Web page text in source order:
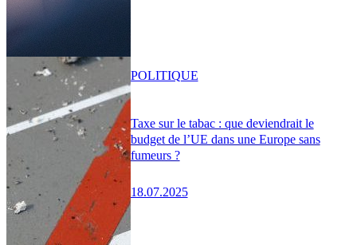
Taxe sur le tabac : que deviendrait le
budget de l’UE dans une Europe sans
fumeurs ?
18.07.2025
POLITIQUE